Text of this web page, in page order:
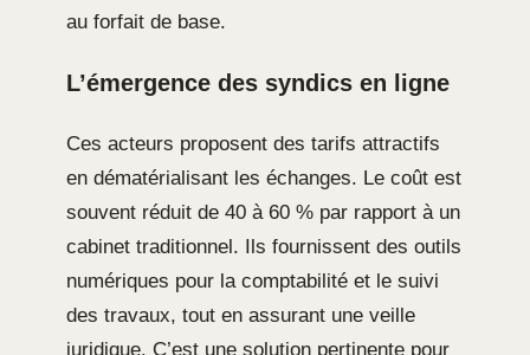
au forfait de base.
L’émergence des syndics en ligne
Ces acteurs proposent des tarifs attractifs
en dématérialisant les échanges. Le coût est
souvent réduit de 40 à 60 % par rapport à un
cabinet traditionnel. Ils fournissent des outils
numériques pour la comptabilité et le suivi
des travaux, tout en assurant une veille
juridique. C’est une solution pertinente pour